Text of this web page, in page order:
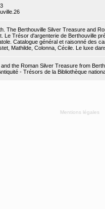
The Berthouville Silver Treasure and
Le Trésor d'argenterie de Berthouville
Catalogue général et raisonné des
Mathilde, Colonna, Cécile. Le luxe
the Roman Silver Treasure from
- Trésors de la Bibliothèque
Mentions légales